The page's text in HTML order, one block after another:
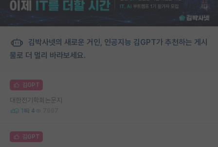
김박사넷의 새로운 거인, 인공지능 김GPT가 추천하는 게시
물로 더 멀리 바라보세요.
김GPT
대한전기학회논문지
1 4 7997
김GPT